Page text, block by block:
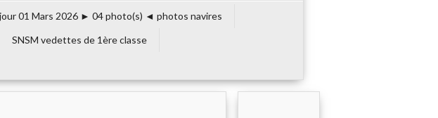
01 Mars 2026 ► 04 photo(s) ◄ photos navires
SNSM vedettes de 1ère classe